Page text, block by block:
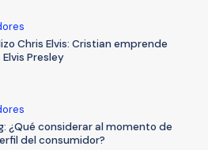
Chris Elvis: Cristian emprende
Presley
¿Qué considerar al momento de
del consumidor?